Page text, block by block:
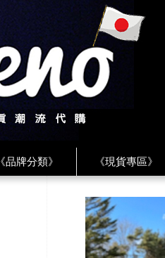
《品牌分類》 《現貨專區》
★ LINE 客服 ★ ★